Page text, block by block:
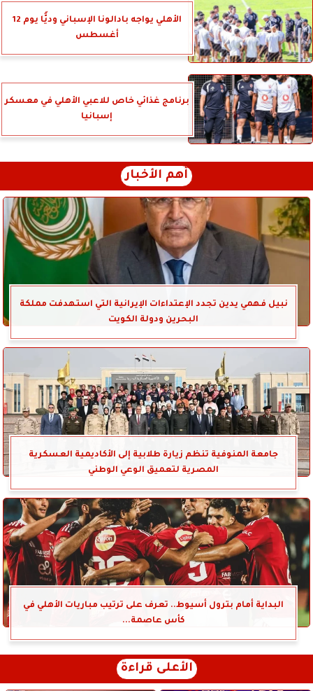
الأهلي يواجه بادالونا الإسباني وديًّا يوم 12
أغسطس
برنامج غذائي خاص للاعبي الأهلي في معسكر
إسبانيا
أهم الأخبار
نبيل فهمي يدين تجدد الإعتداءات الإيرانية التي استهدفت مملكة
البحرين ودولة الكويت
جامعة المنوفية تنظم زيارة طلابية إلى الأكاديمية العسكرية
المصرية لتعميق الوعي الوطني
البداية أمام بترول أسيوط.. تعرف على ترتيب مباريات الأهلي في
كأس عاصمة...
الأعلى قراءة